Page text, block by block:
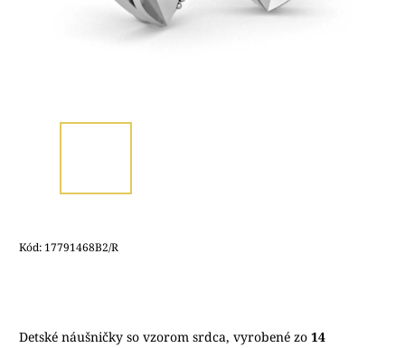
Kód: 17791468B2/R
Detské náušničky so vzorom srdca, vyrobené zo 14